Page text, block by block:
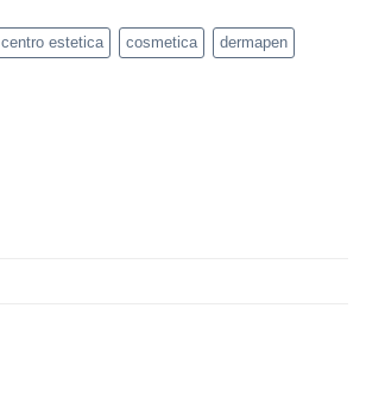
centro estetica cosmetica dermapen